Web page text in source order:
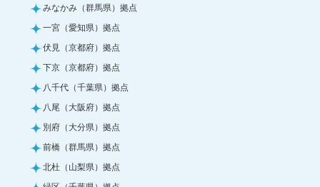
みなかみ（群馬県）拠点
一宮（愛知県）拠点
伏見（京都府）拠点
下京（京都府）拠点
八千代（千葉県）拠点
八尾（大阪府）拠点
別府（大分県）拠点
前橋（群馬県）拠点
北杜（山梨県）拠点